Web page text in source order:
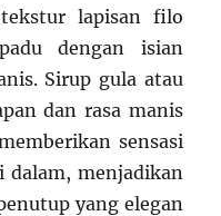
lapisan filo
dengan isian
Sirup gula atau
dan rasa manis
sensasi
menjadikan
yang elegan